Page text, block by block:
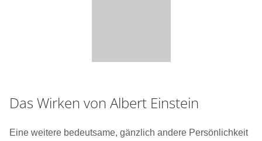
Das Wirken von Albert Einstein
Eine weitere bedeutsame, gänzlich andere Persönlichkeit